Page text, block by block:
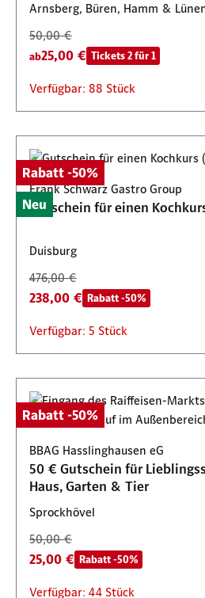
Arnsberg, Büren, Hamm &
50,00 €
ab25,00 € Tickets 2 für 1
Verfügbar: 88 Stück
Rabatt -50%
Neu
Frank Schwarz Gastro Group
Gutschein für einen
Duisburg
476,00 €
238,00 € Rabatt -50%
Verfügbar: 5 Stück
Rabatt -50%
BBAG Hasslinghausen eG
50 € Gutschein für
Haus, Garten & Tier
Sprockhövel
50,00 €
25,00 € Rabatt -50%
Verfügbar: 44 Stück